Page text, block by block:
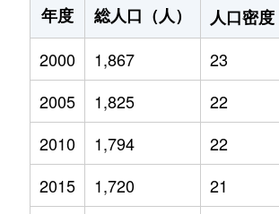
年度
総人口（人） 人口密
2000
1,867 23
2005
1,825 22
2010
1,794 22
2015
1,720 21